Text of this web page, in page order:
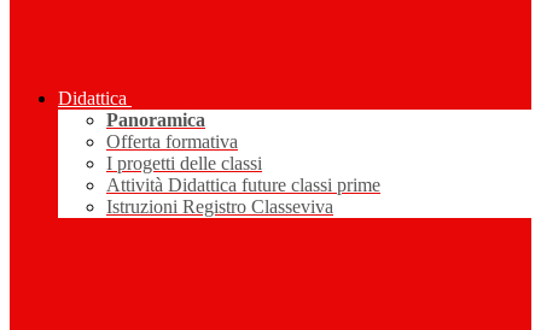
Didattica
Panoramica
Offerta formativa
I progetti delle classi
Attività Didattica future classi prime
Istruzioni Registro Classeviva